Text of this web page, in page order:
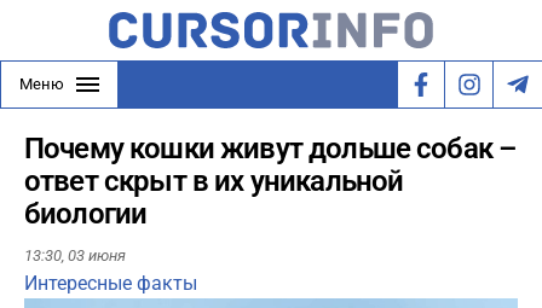
Меню
Почему кошки живут дольше собак –
ответ скрыт в их уникальной
биологии
13:30, 03 июня
Интересные факты